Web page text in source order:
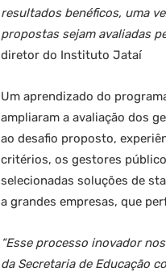
resultados benéficos, uma
propostas sejam avaliadas
diretor do Instituto Jataí
Um aprendizado do
ampliaram a avaliação dos
ao desafio proposto,
critérios, os gestores
selecionadas soluções de
a grandes empresas, que
“Esse processo inovador
da Secretaria de Educação